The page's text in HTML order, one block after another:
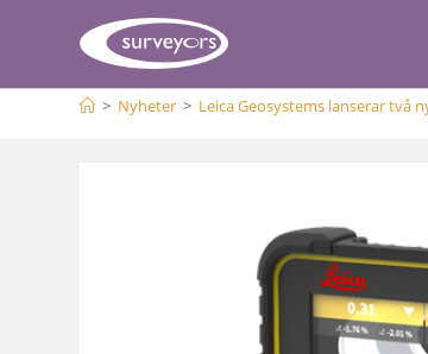
> Nyheter > Leica Geosystems lanserar två